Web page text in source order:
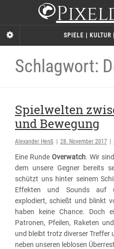
SPIELE | KULTUR
Schlagwort:
Spielwelten
und Bewegung
Alexander Henß 28. November 2017
Eine RundeOverwatch. Wir
dem unsere Gegner bereits
schützt uns hinter seinem
Effekten und Sounds auf
explodiert, schießt und blinkt
haben keine Chance. Doch
Patronen, Pfeilen, Raketen
und bleibt trotz diverser Treffer
neben unseren leblosen